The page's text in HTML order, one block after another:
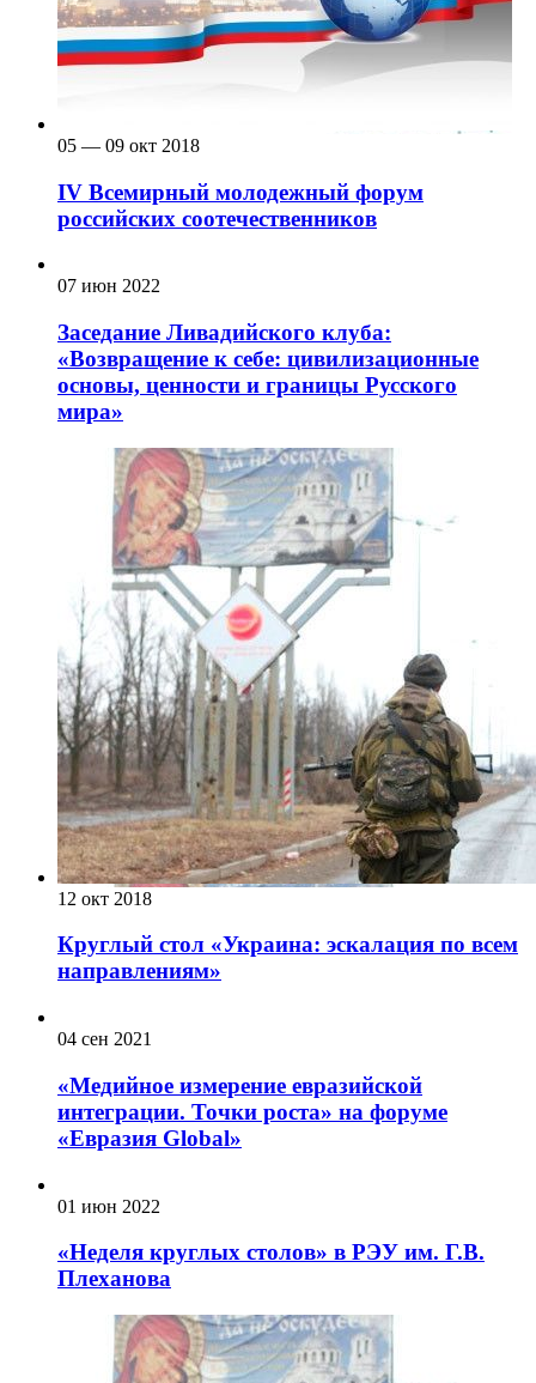
05 — 09 окт 2018
IV Всемирный молодежный форум
российских соотечественников
07 июн 2022
Заседание Ливадийского клуба:
«Возвращение к себе: цивилизационные
основы, ценности и границы Русского
мира»
12 окт 2018
Круглый стол «Украина: эскалация по всем
направлениям»
04 сен 2021
«Медийное измерение евразийской
интеграции. Точки роста» на форуме
«Евразия Global»
01 июн 2022
«Неделя круглых столов» в РЭУ им. Г.В.
Плеханова